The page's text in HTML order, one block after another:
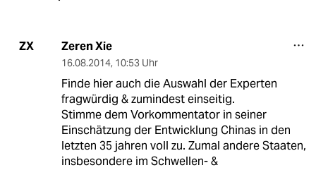
ZX Zeren Xie
16.08.2014, 10:53 Uhr
Finde hier auch die Auswahl der Experten
fragwürdig & zumindest einseitig.
Stimme dem Vorkommentator in seiner
Einschätzung der Entwicklung Chinas in den
letzten 35 jahren voll zu. Zumal andere Staaten,
insbesondere im Schwellen- &